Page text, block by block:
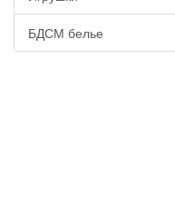
БДСМ белье